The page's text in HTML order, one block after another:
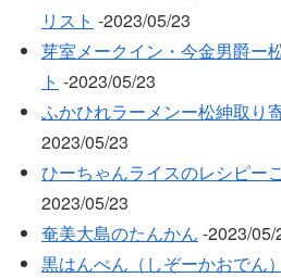
リスト ‐2023/05/23
芽室メークイン・今金男爵ー
ト ‐2023/05/23
ふかひれラーメンー松紳取り
2023/05/23
ひーちゃんライスのレシピー
2023/05/23
奄美大島のたんかん ‐2023/05/
黒はんぺん（しぞーかおでん